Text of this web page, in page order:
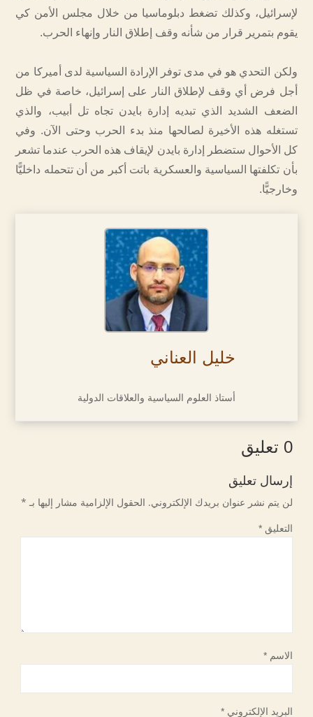
لإسرائيل، وكذلك تضغط دبلوماسيا من خلال مجلس الأمن كي
يقوم بتمرير قرار من شأنه وقف إطلاق النار وإنهاء الحرب.
ولكن التحدي هو في مدى توفر الإرادة السياسية لدى أميركا من
أجل فرض أي وقف لإطلاق النار على إسرائيل، خاصة في ظل
الضعف الشديد الذي تبديه إدارة بايدن تجاه تل أبيب، والذي
تستغله هذه الأخيرة لصالحها منذ بدء الحرب وحتى الآن. وفي
كل الأحوال ستضطر إدارة بايدن لإيقاف هذه الحرب عندما تشعر
بأن تكلفتها السياسية والعسكرية باتت أكبر من أن تتحمله داخليًّا
وخارجيًّا.
خليل العناني
أستاذ العلوم السياسية والعلاقات الدولية
0 تعليق
إرسال تعليق
لن يتم نشر عنوان بريدك الإلكتروني. الحقول الإلزامية مشار إليها بـ *
التعليق*
الاسم*
البريد الإلكتروني*